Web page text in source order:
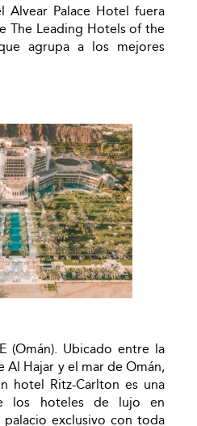
Alvear Palace Hotel fuera
The Leading Hotels of the
agrupa a los mejores
(Omán). Ubicado entre la
Al Hajar y el mar de Omán,
hotel Ritz-Carlton es una
los hoteles de lujo en
exclusivo con toda